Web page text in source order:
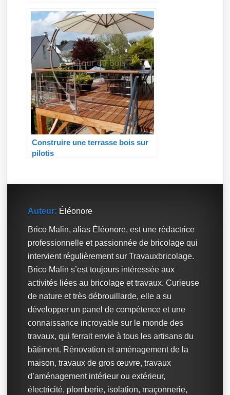
Construire une terrasse bois sur
pilotis
Auteur: Éléonore
Brico Malin, alias Éléonore, est une rédactrice
professionnelle et passionnée de bricolage qui
intervient régulièrement sur Travauxbricolage.
Brico Malin s’est toujours intéressée aux
activités liées au bricolage et travaux. Curieuse
de nature et très débrouillarde, elle a su
développer un panel de compétence et une
connaissance incroyable sur le monde des
travaux, qui ferrait envie à tous les artisans du
bâtiment. Rénovation et aménagement de la
maison, travaux de gros œuvre, travaux
d’aménagement intérieur ou extérieur,
électricité, plomberie, isolation, maçonnerie,